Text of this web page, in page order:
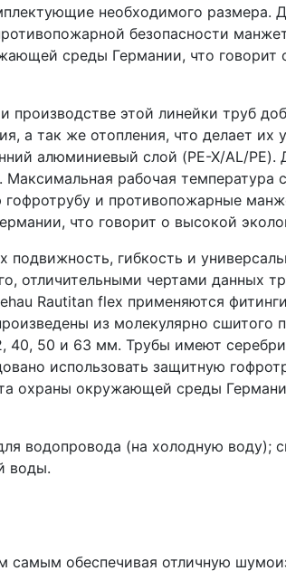
необходимого размера.
безопасности
среды Германии, что говорит
этой линейки труб
а так же отопления, что делает их
алюминиевый слой (PE-X/AL/
рабочая температура
и противопожарные
что говорит о высокой
гибкость и
отличительными чертами данных
Rautitan flex применяются
из молекулярно сшитого
50 и 63 мм. Трубы имеют
использовать защитную
охраны окружающей среды
водопровода (на холодную воду);
воды.
самым обеспечивая отличную